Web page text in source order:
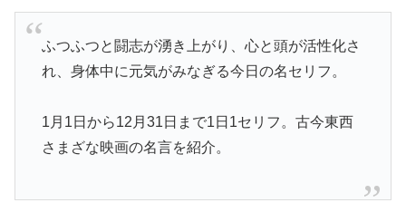
ふつふつと闘志が湧き上がり、心と頭が活性化さ
れ、身体中に元気がみなぎる今日の名セリフ。
1月1日から12月31日まで1日1セリフ。古今東西
さまざな映画の名言を紹介。